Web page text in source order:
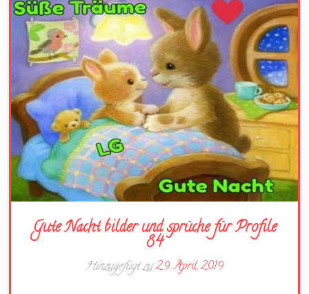
Gute Nacht bilder und sprüche für Profile
84
Hinzugefügt zu29. April 2019